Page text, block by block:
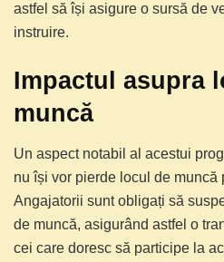
astfel să își asigure o sursă de
instruire.
Impactul asupra
muncă
Un aspect notabil al acestui
nu își vor pierde locul de muncă
Angajatorii sunt obligați să
de muncă, asigurând astfel o
cei care doresc să participe la